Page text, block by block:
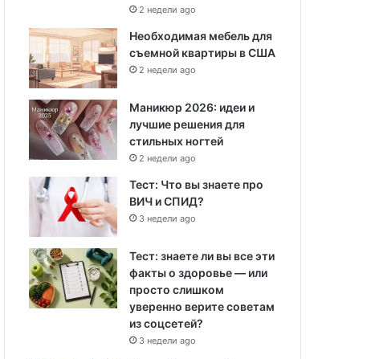
2 недели ago
Необходимая мебель для
съемной квартиры в США
2 недели ago
Маникюр 2026: идеи и
лучшие решения для
стильных ногтей
2 недели ago
Тест: Что вы знаете про
ВИЧ и СПИД?
3 недели ago
Тест: знаете ли вы все эти
факты о здоровье — или
просто слишком
уверенно верите советам
из соцсетей?
3 недели ago